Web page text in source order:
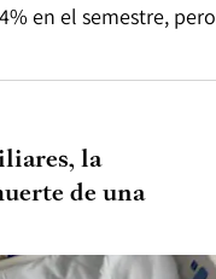
en el semestre, pero
la
de una